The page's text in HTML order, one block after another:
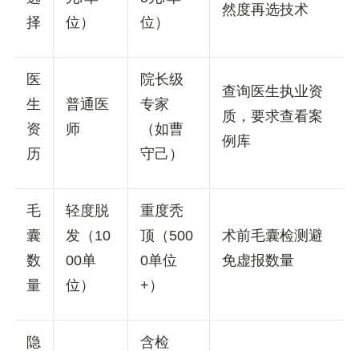
择
位）
位）
然度再选技术
医
生
资
历
普通医
师
院长级
专家
（如曹
守己）
查询医生执业资
质，要求查看案
例库
毛
囊
数
量
轻度脱
发（10
00单
位）
重度秃
顶（500
0单位
+）
术前毛囊检测避
免虚报数量
隐
含检